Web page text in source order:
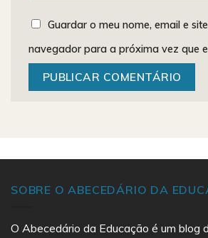
Guardar o meu nome, email e
navegador para a próxima vez que
SOBRE O ABECEDÁRIO DA
O Abecedário da Educação é um blog